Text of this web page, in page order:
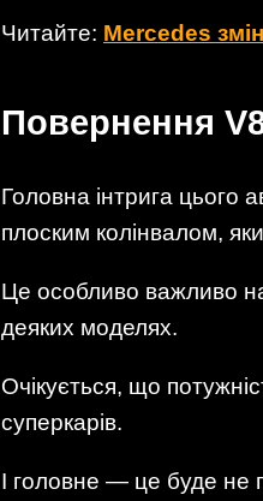
Читайте: Mercedes
Повернення
Головна інтрига цього
плоским колінвалом,
Це особливо важливо
деяких моделях.
Очікується, що
суперкарів.
І головне — це буде не